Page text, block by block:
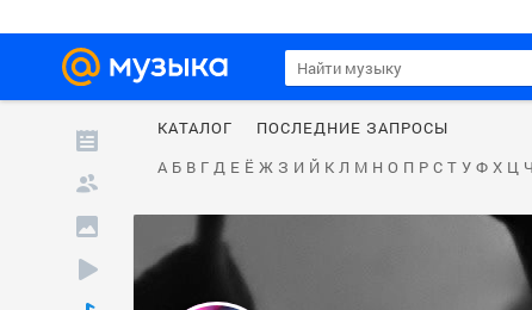
КАТАЛОГ
ПОСЛЕДНИЕ ЗАПРОСЫ
А Б В Г Д Е Ё Ж З И Й К Л М Н О П Р С Т У Ф Х Ц Ч